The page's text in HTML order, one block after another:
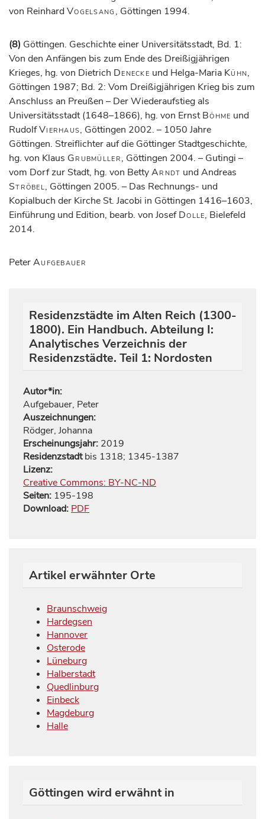
von ReinhardVogelsang, Göttingen 1994.
(8) Göttingen. Geschichte einer Universitätsstadt, Bd. 1:
Von den Anfängen bis zum Ende des Dreißigjährigen
Krieges, hg. von Dietrich Denecke und Helga-Maria Kühn,
Göttingen 1987; Bd. 2: Vom Dreißigjährigen Krieg bis zum
Anschluss an Preußen – Der Wiederaufstieg als
Universitätsstadt (1648–1866), hg. von ErnstBöhme und
RudolfVierhaus, Göttingen 2002. – 1050 Jahre
Göttingen. Streiflichter auf die Göttinger Stadtgeschichte,
hg. von Klaus Grubmüller, Göttingen 2004. – Gutingi –
vom Dorf zur Stadt, hg. von BettyArndt und Andreas
Ströbel, Göttingen 2005. – Das Rechnungs- und
Kopialbuch der Kirche St. Jacobi in Göttingen 1416–1603,
Einführung und Edition, bearb. von JosefDolle, Bielefeld
2014.
PeterAufgebauer
Residenzstädte im Alten Reich (1300-
1800). Ein Handbuch. Abteilung I:
Analytisches Verzeichnis der
Residenzstädte. Teil 1: Nordosten
Autor*in:
Aufgebauer, Peter
Auszeichnungen:
Rödger, Johanna
Erscheinungsjahr: 2019
Residenzstadtbis 1318; 1345-1387
Lizenz:
Creative Commons: BY-NC-ND
Seiten: 195-198
Download: PDF
Artikel erwähnter Orte
Braunschweig
Hardegsen
Hannover
Osterode
Lüneburg
Halberstadt
Quedlinburg
Einbeck
Magdeburg
Halle
Göttingen wird erwähnt in